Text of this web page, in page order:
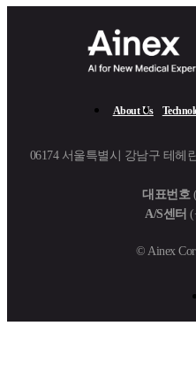
About Us​
06174 서울특별시 강남구 테헤
대표번호
A/S센터
© Ainex